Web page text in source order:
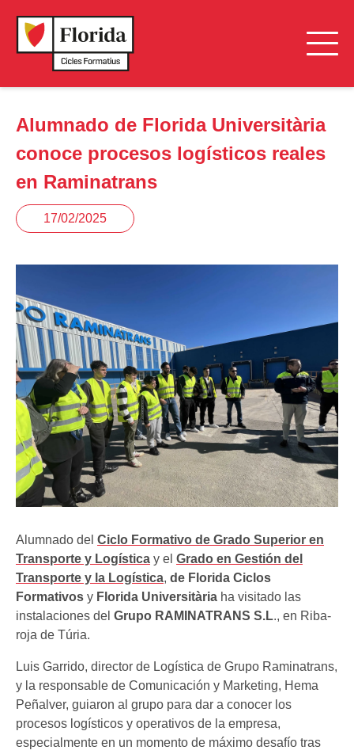
Alumnado de Florida Universitària
conoce procesos logísticos reales
en Raminatrans
17/02/2025
Alumnado del Ciclo Formativo de Grado Superior en
Transporte y Logística y el Grado en Gestión del
Transporte y la Logística, de Florida Ciclos
Formativos y Florida Universitària ha visitado las
instalaciones del Grupo RAMINATRANS S.L., en Riba-
roja de Túria.
Luis Garrido, director de Logística de Grupo Raminatrans,
y la responsable de Comunicación y Marketing, Hema
Peñalver, guiaron al grupo para dar a conocer los
procesos logísticos y operativos de la empresa,
especialmente en un momento de máximo desafío tras